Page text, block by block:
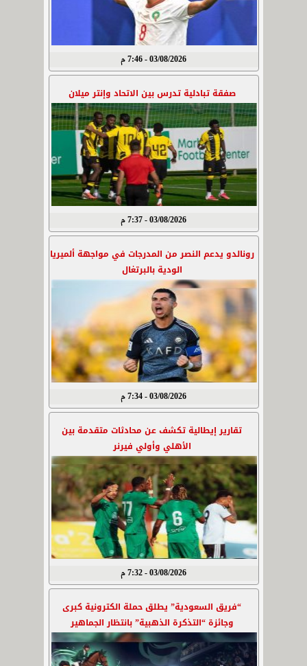
03/08/2026 - 7:46 م
صفقة تبادلية تدرس بين الاتحاد وإنتر ميلان
03/08/2026 - 7:37 م
رونالدو يدعم النصر من المدرجات في مواجهة ألميريا
الودية بالبرتغال
03/08/2026 - 7:34 م
تقارير إيطالية تكشف عن محادثات متقدمة بين
الأهلي وأولي فيرنر
03/08/2026 - 7:32 م
“فريق السعودية” يطلق حملة الكترونية كبرى
وجائزة “التذكرة الذهبية” بانتظار الجماهير